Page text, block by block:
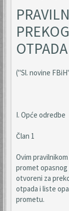
OTPADA
("Sl. novine
I. Opće odredbe
Član 1
Ovim
promet opasnog
otvoreni za
otpada i liste
prometu.